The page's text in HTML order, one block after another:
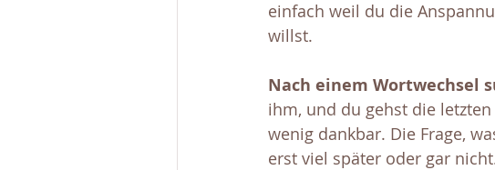
einfach weil du die
willst.
Nach einem Wortwechsel
ihm, und du gehst die
wenig dankbar. Die Frage,
erst viel später oder gar